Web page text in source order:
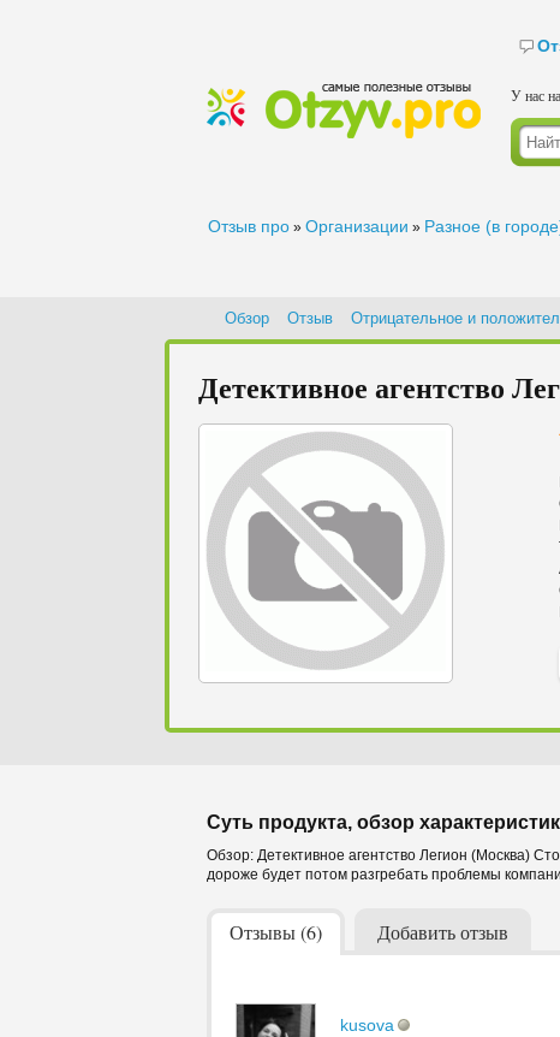
У нас
Отзыв про » Организации » Разное (в
Обзор Отзыв Отрицательное и
Детективное агентство
Суть продукта, обзор
Обзор: Детективное агентство Легион (Москва)
дороже будет потом разгребать проблемы
Отзывы (6) Добавить отзыв
kusova